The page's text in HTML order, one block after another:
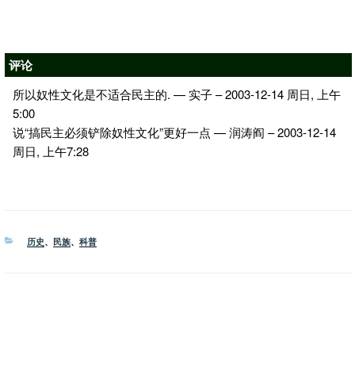
评论
所以奴性文化是不适合民主的. — 实子 – 2003-12-14 周日, 上午
5:00
说“搞民主必须铲除奴性文化”更好一点 — 润涛阎 – 2003-12-14
周日, 上午7:28
分
历史、 民族、 科普